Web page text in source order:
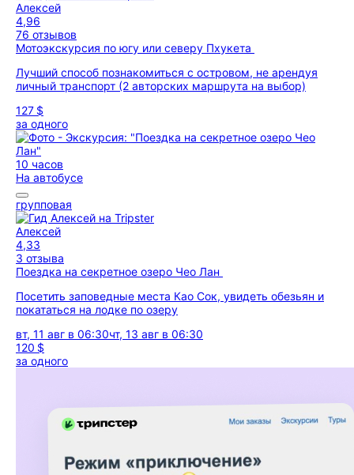
Алексей
4,96
76 отзывов
Мотоэкскурсия по югу или северу Пхукета
Лучший способ познакомиться с островом, не арендуя
личный транспорт (2 авторских маршрута на выбор)
127 $
за одного
10 часов
На автобусе
групповая
Алексей
4,33
3 отзыва
Поездка на секретное озеро Чео Лан
Посетить заповедные места Као Сок, увидеть обезьян и
покататься на лодке по озеру
вт, 11 авг в 06:30чт, 13 авг в 06:30
120 $
за одного